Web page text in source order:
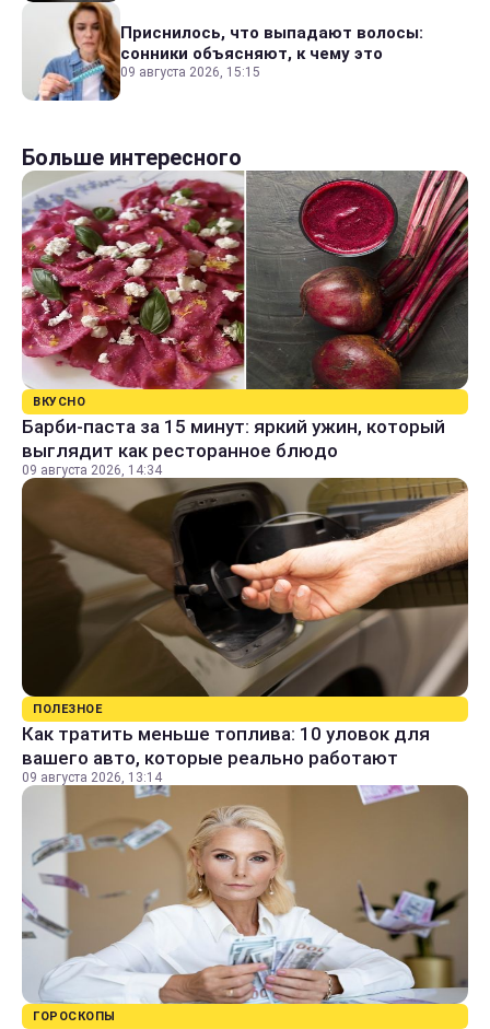
Приснилось, что выпадают волосы:
сонники объясняют, к чему это
09 августа 2026, 15:15
Больше интересного
ВКУСНО
Барби-паста за 15 минут: яркий ужин, который
выглядит как ресторанное блюдо
09 августа 2026, 14:34
ПОЛЕЗНОЕ
Как тратить меньше топлива: 10 уловок для
вашего авто, которые реально работают
09 августа 2026, 13:14
ГОРОСКОПЫ